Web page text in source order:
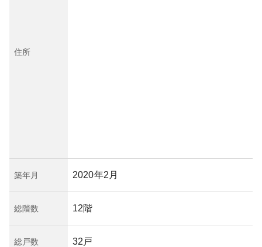
住所
築年月 2020年2月
総階数 12階
総戸数 32戸